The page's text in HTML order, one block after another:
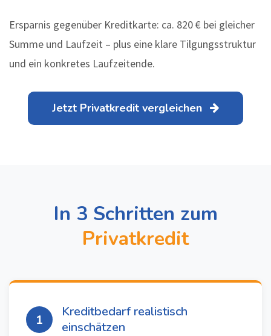
Ersparnis gegenüber Kreditkarte: ca. 820 € bei gleicher
Summe und Laufzeit – plus eine klare Tilgungsstruktur
und ein konkretes Laufzeitende.
Jetzt Privatkredit vergleichen
In 3 Schritten zum
Privatkredit
1
Kreditbedarf realistisch
einschätzen